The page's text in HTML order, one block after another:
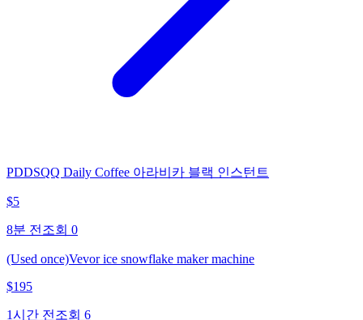
PDDSQQ Daily Coffee 아라비카 블랙 인스턴트
$5
8분 전 조회 0
(Used once)Vevor ice snowflake maker machine
$195
1시간 전 조회 6